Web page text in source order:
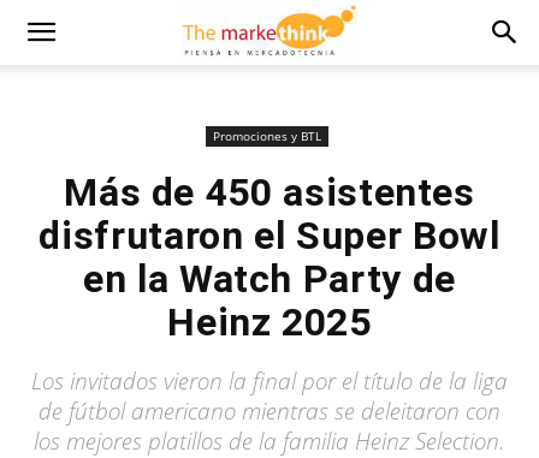
Promociones y BTL
Más de 450 asistentes
disfrutaron el Super Bowl
en la Watch Party de
Heinz 2025
Los invitados vieron la final por el título de la liga
de fútbol americano mientras se deleitaron con
los mejores platillos de la familia Heinz Selection.